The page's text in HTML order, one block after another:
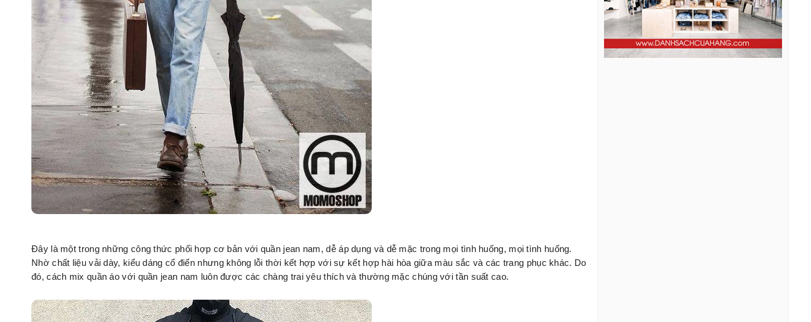
Đây là một trong những công thức phối hợp cơ bản với quần jean nam, dễ áp ​​dụng và dễ mặc trong mọi tình huống, mọi tình huống.
Nhờ chất liệu vải dày, kiểu dáng cổ điển nhưng không lỗi thời kết hợp với sự kết hợp hài hòa giữa màu sắc và các trang phục khác. Do
đó, cách mix quần áo với quần jean nam luôn được các chàng trai yêu thích và thường mặc chúng với tần suất cao.